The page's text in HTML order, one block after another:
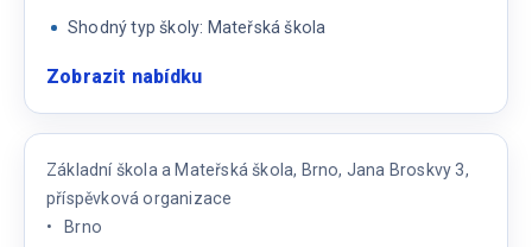
Shodný typ školy: Mateřská škola
Zobrazit nabídku:
MŠ
Základní škola a Mateřská škola, Brno, Jana Broskvy 3,
příspěvková organizace
Brno